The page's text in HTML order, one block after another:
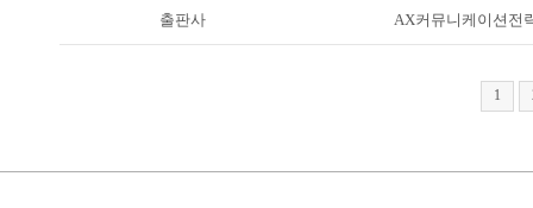
출판사 AX커뮤니케이션전
1